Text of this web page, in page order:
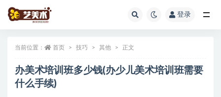
登录
当前位置： 首页 技巧 其他 正文
办美术培训班多少钱(办少儿美术培训班需要
什么手续)